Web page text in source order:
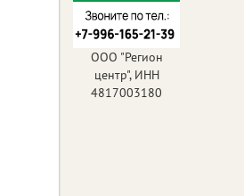
ООО "Регион
центр", ИНН
4817003180